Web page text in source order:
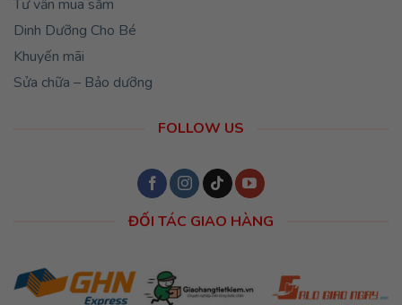
Tư vấn mua sắm
Dinh Dưỡng Cho Bé
Khuyến mãi
Sửa chữa – Bảo dưỡng
FOLLOW US
ĐỐI TÁC GIAO HÀNG